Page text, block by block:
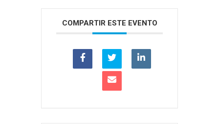
COMPARTIR ESTE EVENTO